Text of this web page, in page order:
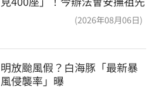
(2026年08月06日)
明放颱風假？白海豚「最新暴
風侵襲率」曝